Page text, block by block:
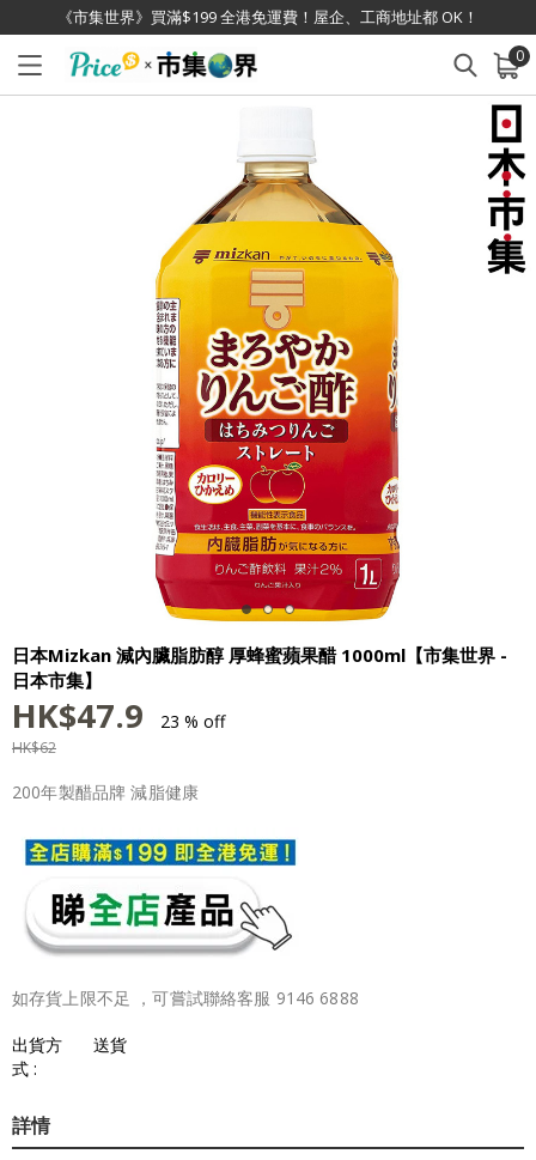
《市集世界》買滿$199 全港免運費！屋企、工商地址都 OK！
0
已加入購物車 查看
日本Mizkan 減內臟脂肪醇 厚蜂蜜蘋果醋 1000ml【市集世界 -
日本市集】
HK$47.9 23 % off
HK$62
200年製醋品牌 減脂健康
如存貨上限不足 ，可嘗試聯絡客服 9146 6888
出貨方
式 :
送貨
詳情